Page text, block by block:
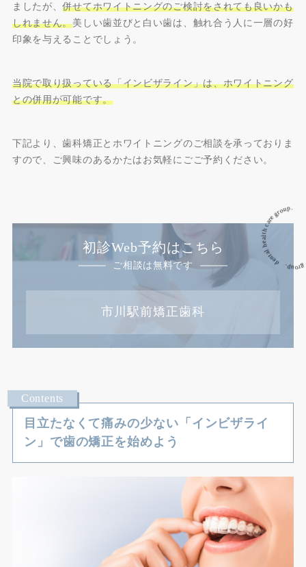
ましたが、併せてホワイトニングのご検討をされても良いかも
しれません。美しい歯並びと白い歯は、触れ合う人に一層の好
印象を与えることでしょう。
当院で取り扱っている「インビザライン」は、ホワイトニング
との併用が可能です。
下記より、歯科矯正とホワイトニングのご相談を承っておりま
すので、ご興味のあるかたはお気軽にごご予約ください。
初診Web予約はこちら
ご相談は無料です dental health care
市川駅前矯正歯科
目立たなくて痛みの少ない「インビザライ
ン」で歯の矯正を始めよう